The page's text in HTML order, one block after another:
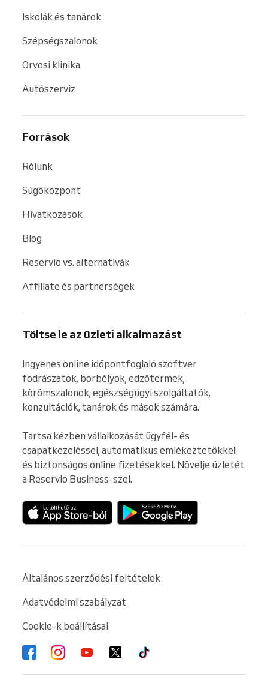
Iskolák és tanárok
Szépségszalonok
Orvosi klinika
Autószerviz
Források
Rólunk
Súgóközpont
Hivatkozások
Blog
Reservio vs. alternatívák
Affiliate és partnerségek
Töltse le az üzleti alkalmazást
Ingyenes online időpontfoglaló szoftver
fodrászatok, borbélyok, edzőtermek,
körömszalonok, egészségügyi szolgáltatók,
konzultációk, tanárok és mások számára.
Tartsa kézben vállalkozását ügyfél- és
csapatkezeléssel, automatikus emlékeztetőkkel
és biztonságos online fizetésekkel. Növelje üzletét
a Reservio Business-szel.
Általános szerződési feltételek
Adatvédelmi szabályzat
Cookie-k beállításai